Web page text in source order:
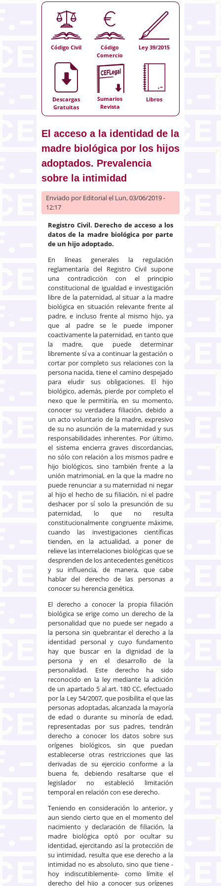
Código Civil
Código
Comercio
Ley 39/2015
Descargas
Gratuitas
Sumarios
Revista
Libros
El acceso a la identidad de la
madre biológica por los hijos
adoptados. Prevalencia
sobre la intimidad
Enviado por Editorialel Lun, 03/06/2019 -
12:17
Registro Civil. Derecho de acceso a los
datos de la madre biológica por parte
de un hijo adoptado.
En líneas generales la regulación
reglamentaría del Registro Civil supone
una contradicción con el principio
constitucional de igualdad e investigación
libre de la paternidad, al situar a la madre
biológica en situación relevante frente al
padre, e incluso frente al mismo hijo, ya
que al padre se le puede imponer
coactivamente la paternidad, en tanto que
la madre, que puede determinar
libremente sí va a continuar la gestación o
cortar por completo sus relaciones con la
persona nacida, tiene el camino despejado
para eludir sus obligaciones. El hijo
biológico, además, pierde por completo el
nexo que le permitiría, en su momento,
conocer su verdadera filiación, debido a
un acto voluntario de la madre, expresivo
de su no asunción de la maternidad y sus
responsabilidades inherentes. Por último,
el sistema encierra graves discordancias,
no sólo con relación a los mismos padre e
hijo biológicos, sino también frente a la
unión matrimonial, en la que la madre no
puede renunciar a su maternidad ni negar
al hijo el hecho de su filiación, ni el padre
deshacer por sí solo la presunción de su
paternidad, lo que no resulta
constitucionalmente congruente máxime,
cuando las investigaciones científicas
tienden, en la actualidad, a poner de
relieve las interrelaciones biológicas que se
desprenden de los antecedentes genéticos
y su influencia, de manera, que cabe
hablar del derecho de las personas a
conocer su herencia genética.
El derecho a conocer la propia filiación
biológica se erige como un derecho de la
personalidad que no puede ser negado a
la persona sin quebrantar el derecho a la
identidad personal y cuyo fundamento
hay que buscar en la dignidad de la
persona y en el desarrollo de la
personalidad. Este derecho ha sido
reconocido en la ley mediante la adición
de un apartado 5 al art. 180 CC, efectuado
por la Ley 54/2007, que posibilita el que las
personas adoptadas, alcanzada la mayoría
de edad o durante su minoría de edad,
representadas por sus padres, tendrán
derecho a conocer los datos sobre sus
orígenes biológicos, sin que puedan
establecerse otras restricciones que las
derivadas de su ejercicio conforme a la
buena fe, debiendo resaltarse que el
legislador no estableció limitación
temporal en relación con ese derecho.
Teniendo en consideración lo anterior, y
aun siendo cierto que en el momento del
nacimiento y declaración de filiación, la
madre biológica optó por ocultar su
identidad, ejercitando así la protección de
su intimidad, resulta que ese derecho a la
intimidad no es absoluto, sino que tiene -
hoy indiscutiblemente- como límite el
derecho del hijo a conocer sus orígenes